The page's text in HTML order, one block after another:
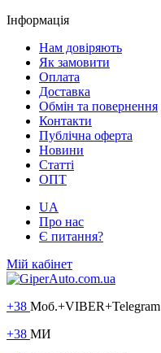
Інформація
Нам довіряють
Як замовити
Оплата
Доставка
Обмін та повернення
Контакти
Публічна оферта
Новини
Статті
ОПТ
UA
Про нас
Є питання?
Мій кабінет
+38 Моб.+VIBER+Telegram
+38 МИ